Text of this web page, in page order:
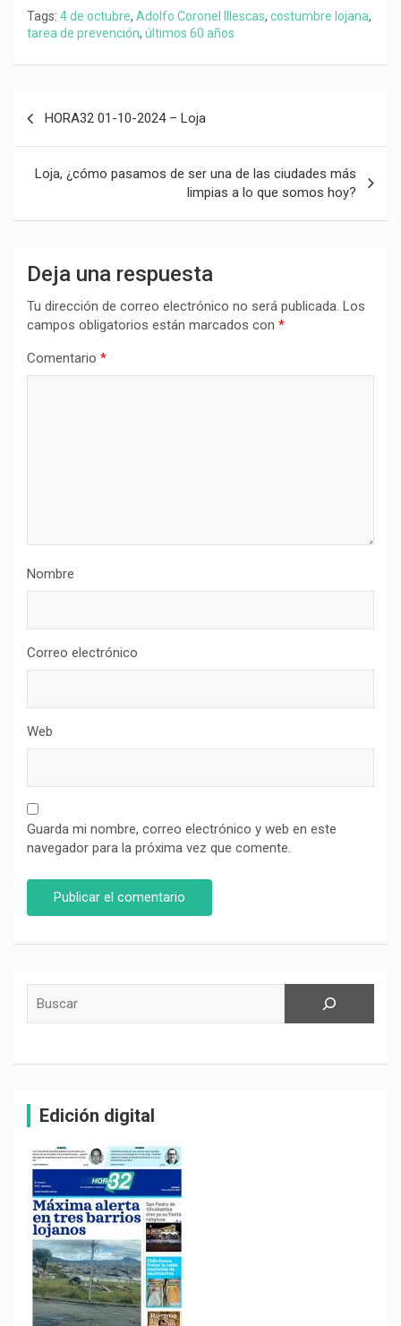
Tags: 4 de octubre, Adolfo Coronel Illescas, costumbre lojana,
tarea de prevención, últimos 60 años
entradas
HORA32 01-10-2024 – Loja
Loja, ¿cómo pasamos de ser una de las ciudades más
limpias a lo que somos hoy?
Deja una respuesta
Tu dirección de correo electrónico no será publicada. Los
campos obligatorios están marcados con *
Comentario *
Nombre
Correo electrónico
Web
Guarda mi nombre, correo electrónico y web en este
navegador para la próxima vez que comente.
Edición digital